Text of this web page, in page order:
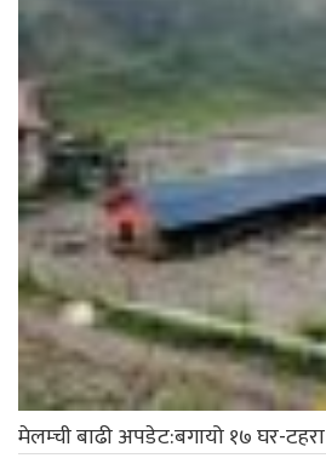
मेलम्ची बाढी अपडेट:बगायो १७ घर-टहरा